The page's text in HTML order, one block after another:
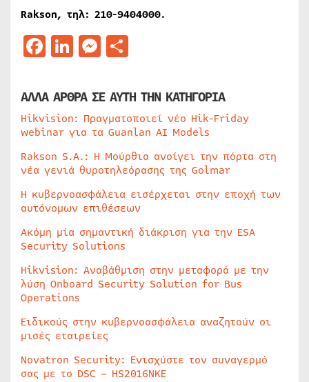
Rakson, τηλ: 210-9404000.
Facebook
LinkedIn
Messenger
ΑΛΛΑ ΑΡΘΡΑ ΣΕ ΑΥΤΗ ΤΗΝ ΚΑΤΗΓΟΡΙΑ
Hikvision: Πραγματοποιεί νέο Hik-Friday
webinar για τα Guanlan AI Models
Rakson S.A.: Η Μούρθια ανοίγει την πόρτα στη
νέα γενιά θυροτηλεόρασης της Golmar
Η κυβερνοασφάλεια εισέρχεται στην εποχή των
αυτόνομων επιθέσεων
Ακόμη μία σημαντική διάκριση για την ESA
Security Solutions
Hikvision: Αναβάθμιση στην μεταφορά με την
λύση Onboard Security Solution for Bus
Operations
Ειδικούς στην κυβερνοασφάλεια αναζητούν οι
μισές εταιρείες
Novatron Security: Ενισχύστε τον συναγερμό
σας με το DSC – HS2016NKE